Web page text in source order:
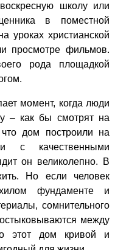
школу или
в поместной
уроках христианской
просмотре фильмов.
рода площадкой
момент, когда люди
– как бы смотрят на
дом построили на
с качественными
он великолепно. В
Но если человек
фундаменте и
сомнительного
между
этот дом кривой и